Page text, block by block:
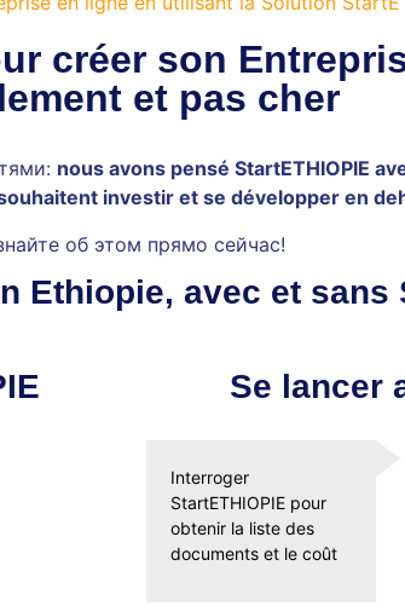
créer son
et pas cher
nous avons pensé StartETHIOPIE
investir et se développer en
об этом прямо сейчас!
Ethiopie, avec et sans
Se lancer
Interroger
StartETHIOPIE pour
obtenir la liste des
documents et le coût